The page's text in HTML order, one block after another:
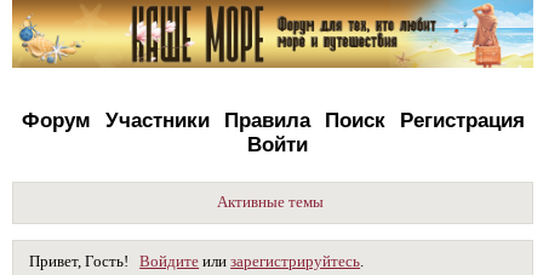
Форум Участники Правила Поиск
Регистрация
Войти
Активные темы
Привет, Гость! Войдите илизарегистрируйтесь